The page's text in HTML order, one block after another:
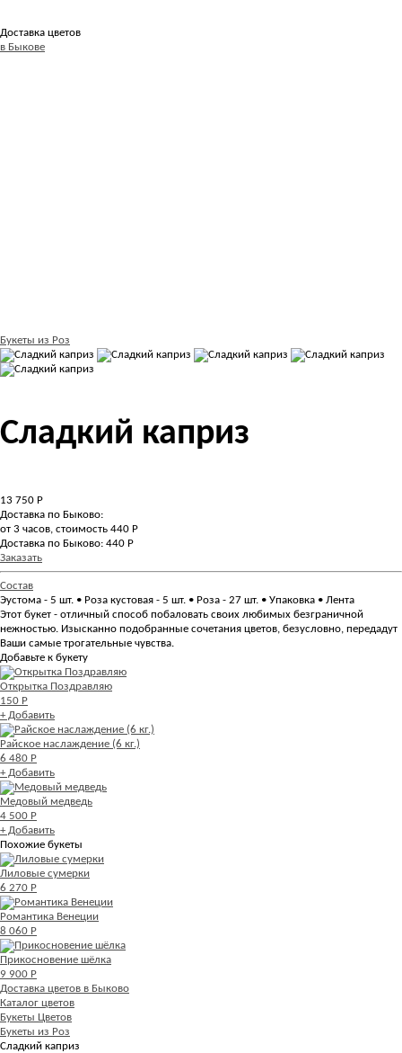
Доставка цветов
в Быкове
Букеты из Роз
Сладкий каприз
13 750 Р
Доставка по Быково:
от 3 часов, стоимость 440 Р
Доставка по Быково: 440 Р
Заказать
Состав
Эустома - 5 шт. • Роза кустовая - 5 шт. • Роза - 27 шт. • Упаковка • Лента
Этот букет - отличный способ побаловать своих любимых безграничной
нежностью. Изысканно подобранные сочетания цветов, безусловно, передадут
Ваши самые трогательные чувства.
Добавьте к букету
Открытка Поздравляю
150 Р
+ Добавить
Райское наслаждение (6 кг.)
6 480 Р
+ Добавить
Медовый медведь
4 500 Р
+ Добавить
Похожие букеты
Лиловые сумерки
6 270 Р
Романтика Венеции
8 060 Р
Прикосновение шёлка
9 900 Р
Доставка цветов в Быково
Каталог цветов
Букеты Цветов
Букеты из Роз
Сладкий каприз